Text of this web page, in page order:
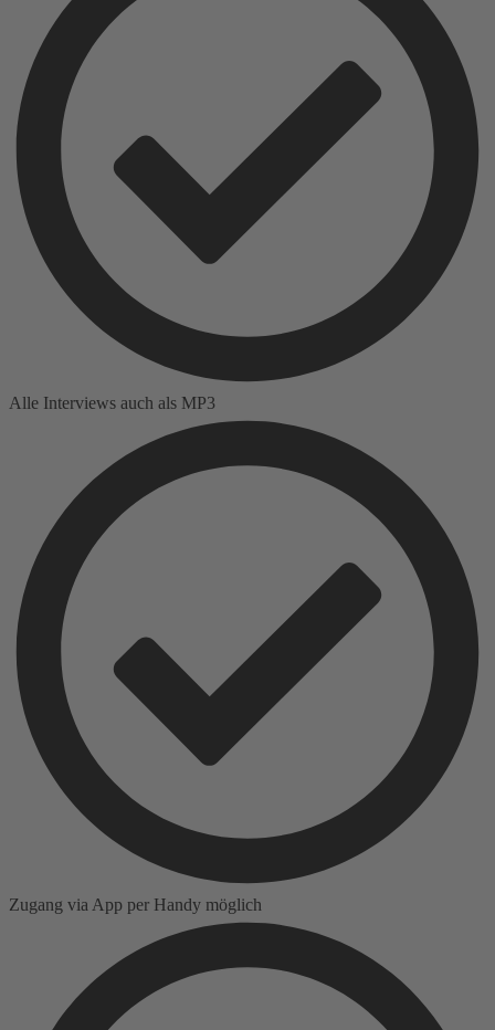
Alle Interviews auch als MP3
Zugang via App per Handy möglich